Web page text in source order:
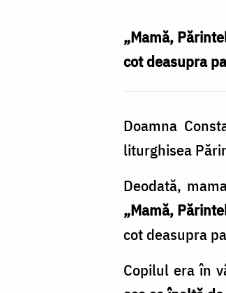
„Mamă,
cot deasupra
Doamna
liturghisea
Deodată,
„Mamă,
cot deasupra
Copilul era în